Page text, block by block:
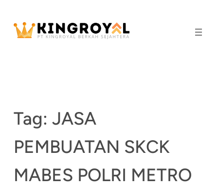
content
Tag: JASA
PEMBUATAN SKCK
MABES POLRI METRO